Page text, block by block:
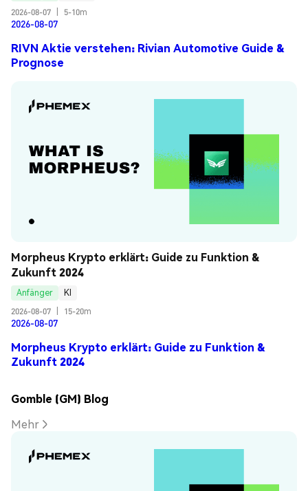
2026-08-07
5-10m
2026-08-07
RIVN Aktie verstehen: Rivian Automotive Guide &
Prognose
Morpheus Krypto erklärt: Guide zu Funktion &
Zukunft 2024
Anfänger
KI
2026-08-07
15-20m
2026-08-07
Morpheus Krypto erklärt: Guide zu Funktion &
Zukunft 2024
Gomble (GM) Blog
Mehr